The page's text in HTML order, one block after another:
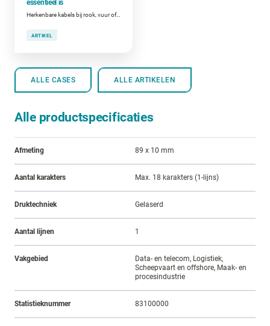
essentieel is
Herkenbare kabels bij rook, vuur of stroomuitval
ARTIKEL
ALLE CASES ALLE ARTIKELEN
Alle productspecificaties
Afmeting 89 x 10 mm
Aantal karakters Max. 18 karakters (1-lijns)
Druktechniek Gelaserd
Aantal lijnen 1
Vakgebied
Data- en telecom, Logistiek,
Scheepvaart en offshore, Maak- en
procesindustrie
Statistieknummer 83100000